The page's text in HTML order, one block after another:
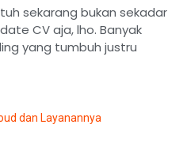
tuh sekarang bukan sekadar
CV aja, lho. Banyak
yang tumbuh justru